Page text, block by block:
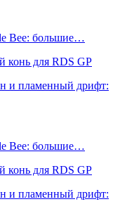
Bee: большие…
конь для RDS GP
и пламенный дрифт:
Bee: большие…
конь для RDS GP
и пламенный дрифт: